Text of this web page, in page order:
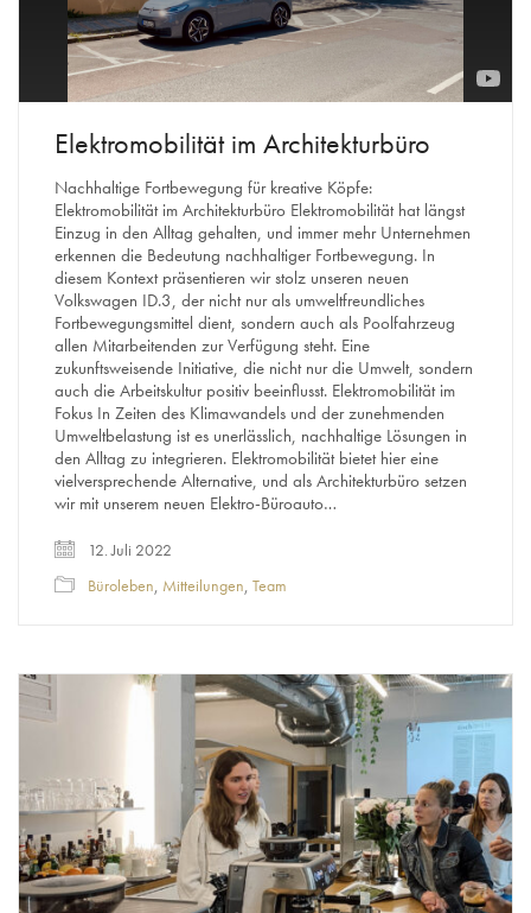
Elektromobilität im Architekturbüro
Nachhaltige Fortbewegung für kreative Köpfe:
Elektromobilität im Architekturbüro Elektromobilität hat längst
Einzug in den Alltag gehalten, und immer mehr Unternehmen
erkennen die Bedeutung nachhaltiger Fortbewegung. In
diesem Kontext präsentieren wir stolz unseren neuen
Volkswagen ID.3, der nicht nur als umweltfreundliches
Fortbewegungsmittel dient, sondern auch als Poolfahrzeug
allen Mitarbeitenden zur Verfügung steht. Eine
zukunftsweisende Initiative, die nicht nur die Umwelt, sondern
auch die Arbeitskultur positiv beeinflusst. Elektromobilität im
Fokus In Zeiten des Klimawandels und der zunehmenden
Umweltbelastung ist es unerlässlich, nachhaltige Lösungen in
den Alltag zu integrieren. Elektromobilität bietet hier eine
vielversprechende Alternative, und als Architekturbüro setzen
wir mit unserem neuen Elektro-Büroauto…
12. Juli 2022
Büroleben Mitteilungen Team